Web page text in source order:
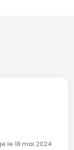
le 18 mai 2024